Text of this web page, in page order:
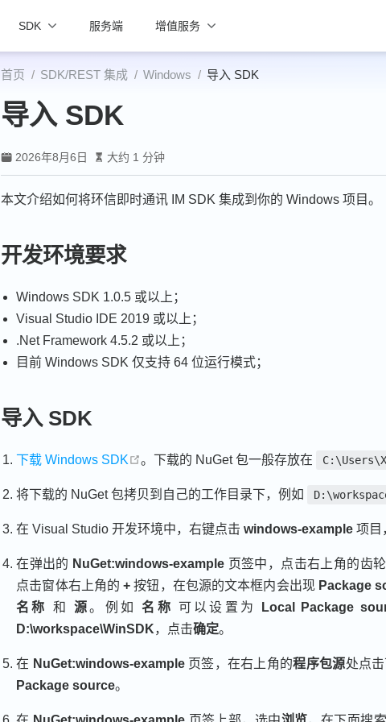
SDK 服务端 增值服务
首页 SDK/REST 集成 Windows 导入 SDK
导入 SDK
2026年8月6日 大约 1 分钟
本文介绍如何将环信即时通讯 IM SDK 集成到你的 Windows 项目。
开发环境要求
Windows SDK 1.0.5 或以上；
Visual Studio IDE 2019 或以上；
.Net Framework 4.5.2 或以上；
目前 Windows SDK 仅支持 64 位运行模式；
导入 SDK
下载 Windows SDK open in new window
。下载的 NuGet 包一般存放在
将下载的 NuGet 包拷贝到自己的工作目录下，例如
在 Visual Studio 开发环境中，右键点击windows-example 项目
在弹出的 NuGet:windows-example 页签中，点击右上角的齿
点击窗体右上角的+ 按钮，在包源的文本框内会出现 Package
名称
和源。例如名称 可以设置为 Local Package
D:\workspace\WinSDK，点击确定。
在 NuGet:windows-example页签，在右上角的程序包源处点
Package source。